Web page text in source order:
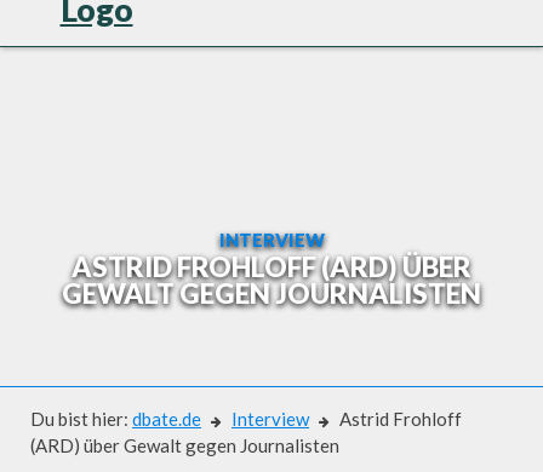
INTERVIEW
ASTRID FROHLOFF (ARD) ÜBER
GEWALT GEGEN JOURNALISTEN
Du bist hier: dbate.de Interview
Astrid Frohloff
(ARD) über Gewalt gegen Journalisten